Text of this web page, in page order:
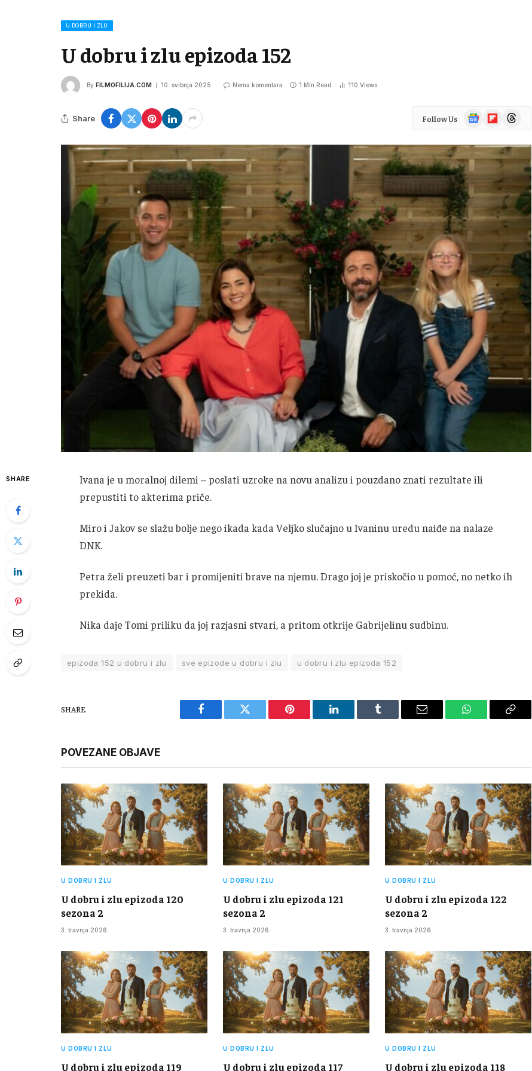
U DOBRU I ZLU
U dobru i zlu epizoda 152
By FILMOFILIJA.COM 10. svibnja 2025. Nema komentara 1 Min Read 110 Views
Share Follow Us
Google
News
FlipboardThreads
SHARE
Ivana je u moralnoj dilemi – poslati uzroke na novu analizu i pouzdano znati rezultate ili
prepustiti to akterima priče.
Miro i Jakov se slažu bolje nego ikada kada Veljko slučajno u Ivaninu uredu naiđe na nalaze
DNK.
Petra želi preuzeti bar i promijeniti brave na njemu. Drago joj je priskočio u pomoć, no netko ih
prekida.
Nika daje Tomi priliku da joj razjasni stvari, a pritom otkrije Gabrijelinu sudbinu.
epizoda 152 u dobru i zlu sve epizode u dobru i zlu u dobru i zlu epizoda 152
SHARE.
Facebook Twitter Pinterest LinkedIn Tumblr Email WhatsAppCopy
POVEZANE OBJAVE
U DOBRU I ZLU
U dobru i zlu epizoda 120
sezona 2
3. travnja 2026.
U DOBRU I ZLU
U dobru i zlu epizoda 121
sezona 2
3. travnja 2026.
U DOBRU I ZLU
U dobru i zlu epizoda 122
sezona 2
3. travnja 2026.
U DOBRU I ZLU
U dobru i zlu epizoda 119
U DOBRU I ZLU
U dobru i zlu epizoda 117
U DOBRU I ZLU
U dobru i zlu epizoda 118